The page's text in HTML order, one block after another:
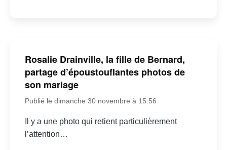
Rosalie Drainville, la fille de Bernard,
partage d’époustouflantes photos de
son mariage
Publié le dimanche 30 novembre à 15:56
Il y a une photo qui retient particulièrement
l’attention…